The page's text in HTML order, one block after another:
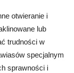
otwieranie i
lub
trudności w
specjalnym
sprawności i